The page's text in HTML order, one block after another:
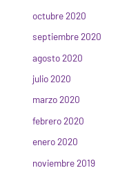
octubre 2020
septiembre 2020
agosto 2020
julio 2020
marzo 2020
febrero 2020
enero 2020
noviembre 2019